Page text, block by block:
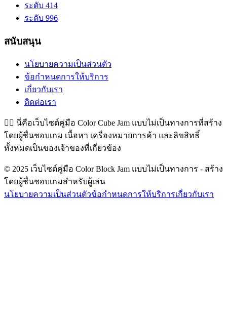
ระดับ 414
ระดับ 996
สนับสนุน
นโยบายความเป็นส่วนตัว
ข้อกำหนดการให้บริการ
เกี่ยวกับเรา
ติดต่อเรา
👉🏻 นี่คือเว็บไซต์คู่มือ Color Cube Jam แบบไม่เป็นทางการที่สร้าง
โดยผู้ชื่นชอบเกม เนื้อหา เครื่องหมายการค้า และลิขสิทธิ์
ทั้งหมดเป็นของเจ้าของที่เกี่ยวข้อง
© 2025 เว็บไซต์คู่มือ Color Block Jam แบบไม่เป็นทางการ - สร้าง
โดยผู้ชื่นชอบเกมสำหรับผู้เล่น
นโยบายความเป็นส่วนตัวข้อกำหนดการให้บริการเกี่ยวกับเรา